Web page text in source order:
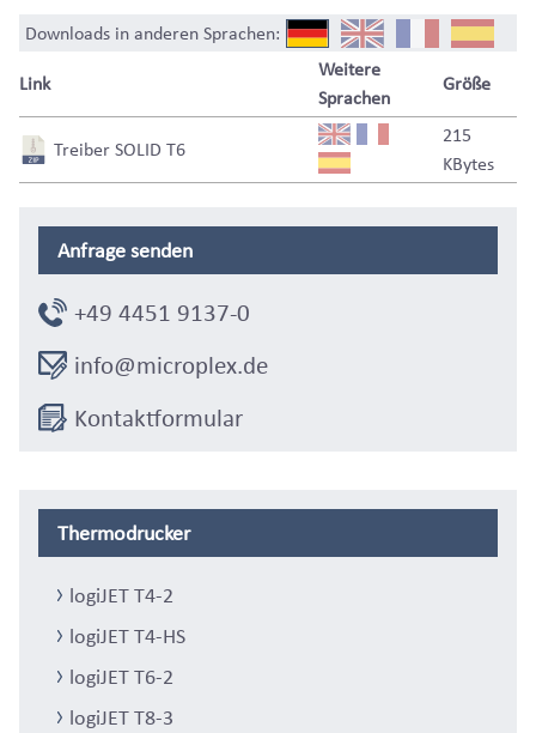
Downloads in anderen Sprachen:
Link
Weitere
Sprachen
Größe
Treiber SOLID T6
215
KBytes
Anfrage senden
+49 4451 9137-0
info@microplex.de
Kontaktformular
Thermodrucker
logiJET T4-2
logiJET T4-HS
logiJET T6-2
logiJET T8-3